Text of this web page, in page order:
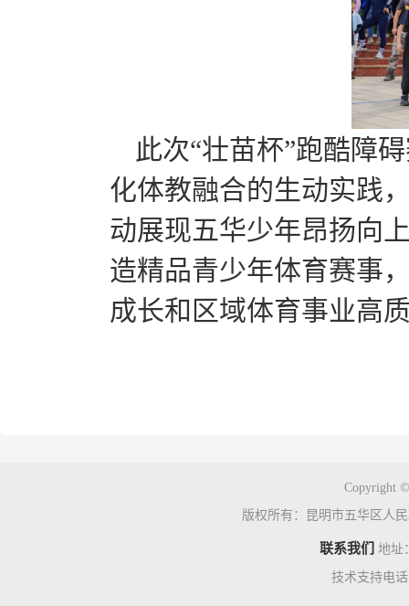
此次“壮苗杯”跑酷障
化体教融合的生动实践
动展现五华少年昂扬向
造精品青少年体育赛事
成长和区域体育事业高
Copyright
版权所有：昆明市五华区人
联系我们 地址
技术支持电